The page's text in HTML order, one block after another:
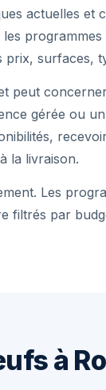
actuelles et
surfaces,
peut
gérée ou
la livraison.
Les
filtrés par
à